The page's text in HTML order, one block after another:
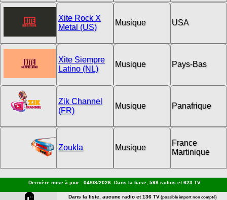
Xite Rock X
Metal (US)
Musique USA
Xite Siempre
Latino (NL)
Musique Pays-Bas
Zik Channel
(FR)
Musique Panafrique
Zoukla Musique
France
Martinique
Dernière mise à jour : 04/08/2026. Dans la base, 598 radios et 623 TV
🏠 Dans la liste, aucune radio et 136 TV (possible import non compté)